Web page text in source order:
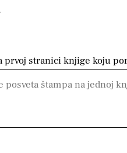
prvoj stranici knjige koju